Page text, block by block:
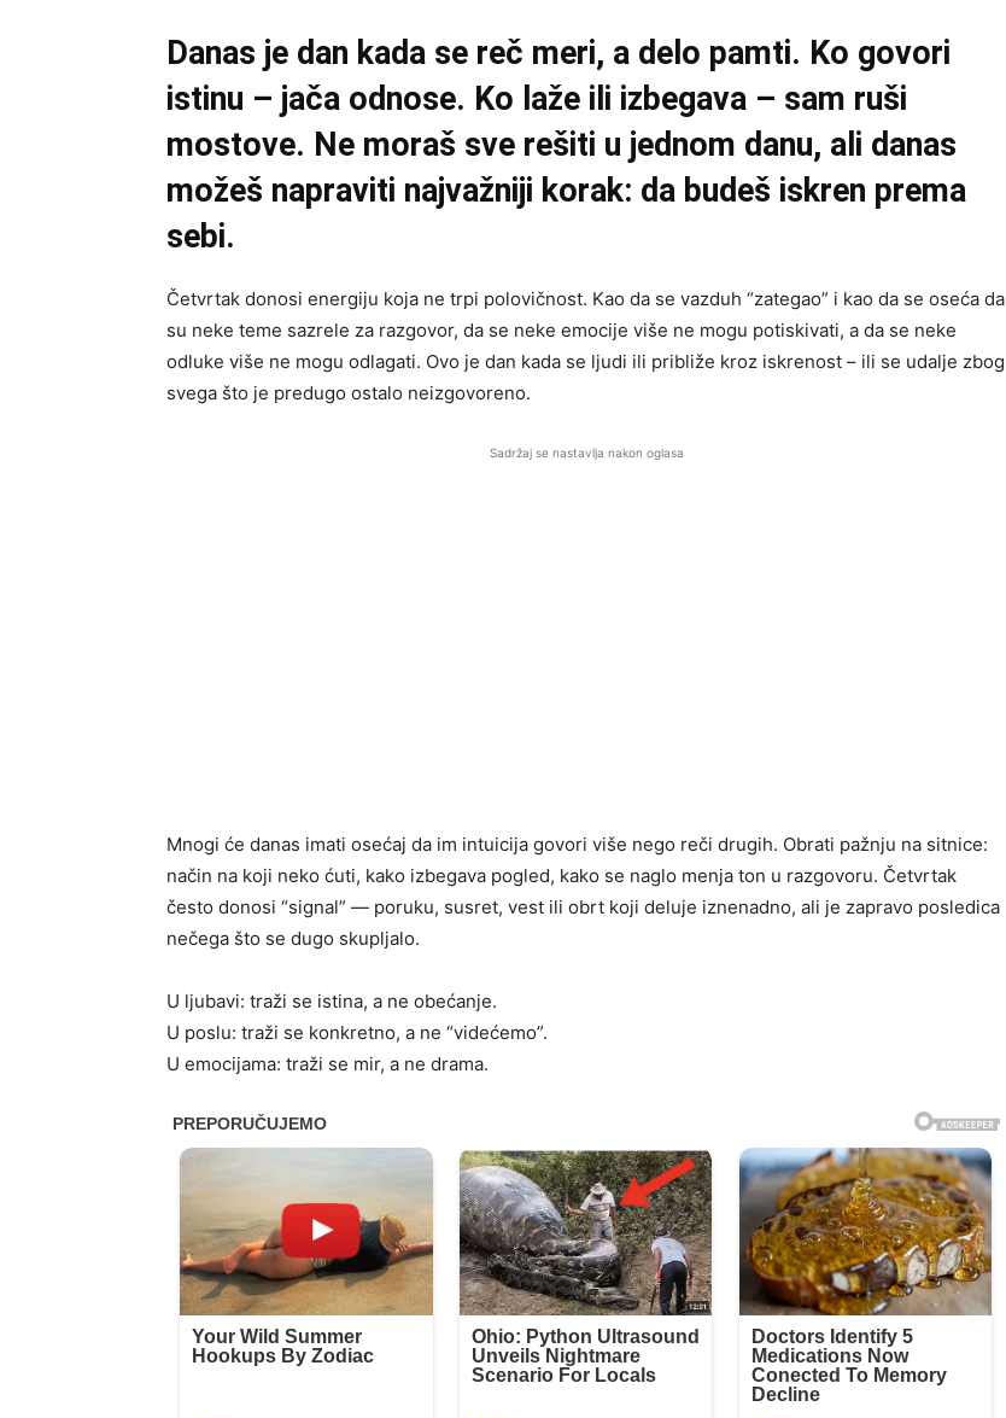
Danas je dan kada se reč meri, a delo pamti. Ko govori
istinu – jača odnose. Ko laže ili izbegava – sam ruši
mostove. Ne moraš sve rešiti u jednom danu, ali danas
možeš napraviti najvažniji korak: da budeš iskren prema
sebi.
Četvrtak donosi energiju koja ne trpi polovičnost. Kao da se vazduh “zategao” i kao da se oseća da
su neke teme sazrele za razgovor, da se neke emocije više ne mogu potiskivati, a da se neke
odluke više ne mogu odlagati. Ovo je dan kada se ljudi ili približe kroz iskrenost – ili se udalje zbog
svega što je predugo ostalo neizgovoreno.
Sadržaj se nastavlja nakon oglasa
Mnogi će danas imati osećaj da im intuicija govori više nego reči drugih. Obrati pažnju na sitnice:
način na koji neko ćuti, kako izbegava pogled, kako se naglo menja ton u razgovoru. Četvrtak
često donosi “signal” — poruku, susret, vest ili obrt koji deluje iznenadno, ali je zapravo posledica
nečega što se dugo skupljalo.
U ljubavi: traži se istina, a ne obećanje.
U poslu: traži se konkretno, a ne “videćemo”.
U emocijama: traži se mir, a ne drama.